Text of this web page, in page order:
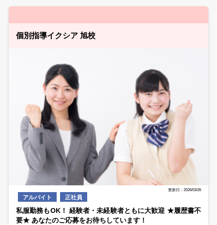
個別指導イクシア 旭校
更新日：2026/03/26
アルバイト 正社員
私服勤務もOK！ 経験者・未経験者ともに大歓迎 ★履歴書不
要★ あなたのご応募をお待ちしています！